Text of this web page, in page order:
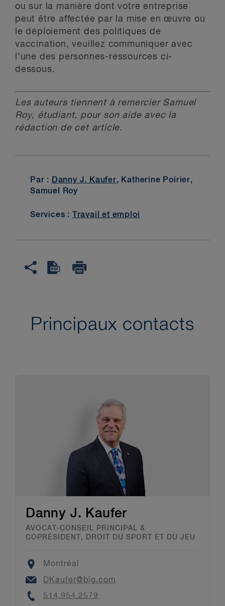
ou sur la manière dont votre entreprise
peut être affectée par la mise en œuvre ou
le déploiement des politiques de
vaccination, veuillez communiquer avec
l’une des personnes-ressources ci-
dessous.
Les auteurs tiennent à remercier Samuel
Roy, étudiant, pour son aide avec la
rédaction de cet article.
Par : Danny J. Kaufer, Katherine Poirier,
Samuel Roy
Services : Travail et emploi
Principaux contacts
Danny J. Kaufer
AVOCAT-CONSEIL PRINCIPAL &
COPRÉSIDENT, DROIT DU SPORT ET DU JEU
Location
Montréal
Email
DKaufer@blg.com
Phone
514.954.2579